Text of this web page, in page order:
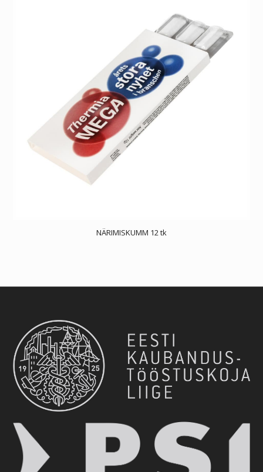
NÄRIMISKUMM 12 tk